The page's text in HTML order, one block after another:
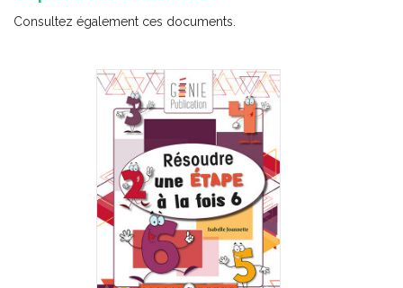
2e cycle du primaire
6,99 $-PDF
Consultez également ces documents.